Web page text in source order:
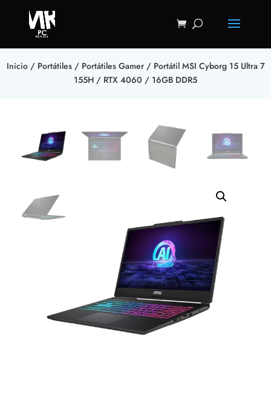
Inicio/ Portátiles/ Portátiles Gamer/ Portátil MSI Cyborg 15 Ultra 7
155H / RTX 4060 / 16GB DDR5